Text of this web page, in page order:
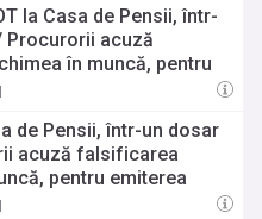
la Casa de Pensii, într-
Procurorii acuză
în muncă, pentru
/ Zeci de
de Pensii, într-un dosar
acuză falsificarea
pentru emiterea
de descinderi în